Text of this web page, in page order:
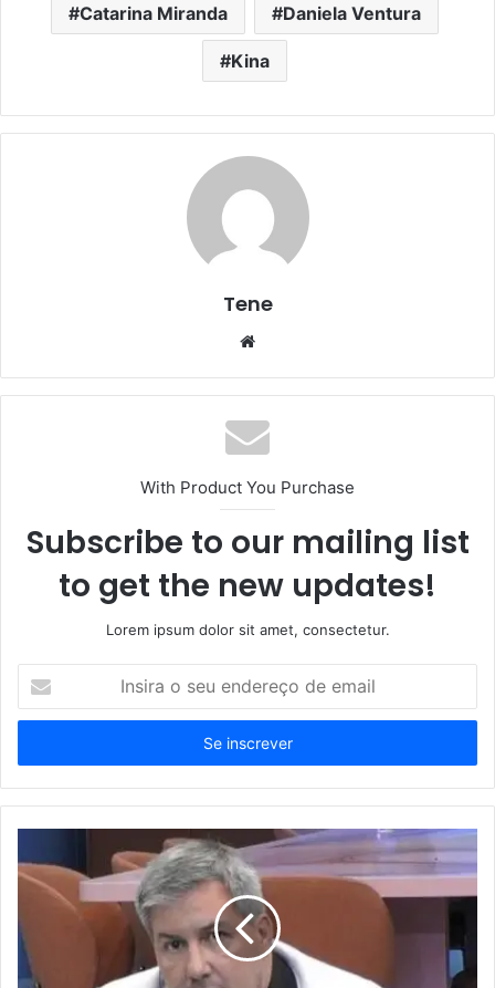
Catarina Miranda Daniela Ventura
Kina
Tene
Website
With Product You Purchase
Subscribe to our mailing list
to get the new updates!
Lorem ipsum dolor sit amet, consectetur.
seu
de
email